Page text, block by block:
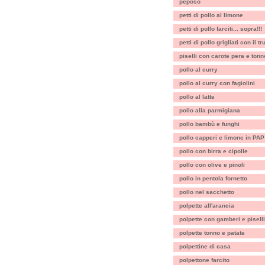
peposo
petti di pollo al limone
petti di pollo farciti... sopra!!!
petti di pollo grigliati con il
piselli con carote pera e
pollo al curry
pollo al curry con fagiolini
pollo al latte
pollo alla parmigiana
pollo bambù e funghi
pollo capperi e limone in PAP
pollo con birra e cipolle
pollo con olive e pinoli
pollo in pentola fornetto
pollo nel sacchetto
polpette all'arancia
polpette con gamberi e piselli
polpette tonno e patate
polpettine di casa
polpettone farcito